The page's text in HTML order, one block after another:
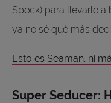
Spock) para llevarlo a
ya no sé qué más
Esto es Seaman, ni
Super Seducer: